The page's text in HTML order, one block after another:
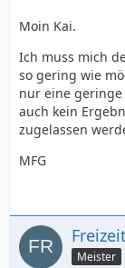
Moin Kai.
Ich muss mich
so gering wie
nur eine
auch kein
zugelassen
MFG
Meister